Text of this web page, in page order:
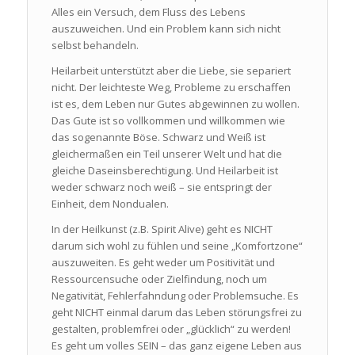
Alles ein Versuch, dem Fluss des Lebens
auszuweichen. Und ein Problem kann sich nicht
selbst behandeln.
Heilarbeit unterstützt aber die Liebe, sie separiert
nicht. Der leichteste Weg, Probleme zu erschaffen
ist es, dem Leben nur Gutes abgewinnen zu wollen.
Das Gute ist so vollkommen und willkommen wie
das sogenannte Böse. Schwarz und Weiß ist
gleichermaßen ein Teil unserer Welt und hat die
gleiche Daseinsberechtigung. Und Heilarbeit ist
weder schwarz noch weiß – sie entspringt der
Einheit, dem Nondualen.
In der Heilkunst (z.B. Spirit Alive) geht es NICHT
darum sich wohl zu fühlen und seine „Komfortzone“
auszuweiten. Es geht weder um Positivität und
Ressourcensuche oder Zielfindung, noch um
Negativität, Fehlerfahndung oder Problemsuche. Es
geht NICHT einmal darum das Leben störungsfrei zu
gestalten, problemfrei oder „glücklich“ zu werden!
Es geht um volles SEIN – das ganz eigene Leben aus